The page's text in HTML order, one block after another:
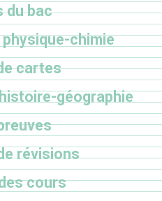
du bac
chimie
cartes
géographie
révisions
cours